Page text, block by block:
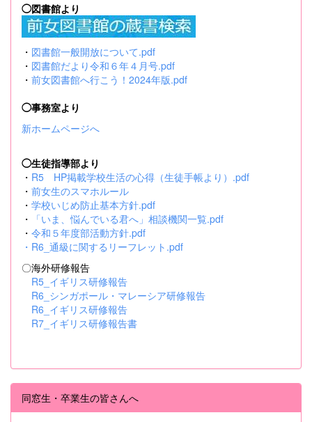
◯図書館より
・ 図書館一般開放について.pdf
・ 図書館だより令和６年４月号.pdf
・ 前女図書館へ行こう！2024年版.pdf
◯事務室より
新ホームページへ
◯生徒指導部より
・ R5 HP掲載学校生活の心得（生徒手帳より）.pdf
・ 前女生のスマホルール
・ 学校いじめ防止基本方針.pdf
・
「いま、悩んでいる君へ」相談機関一覧.pdf
・ 令和５年度部活動方針.pdf
・ R6_通級に関するリーフレット.pdf
〇海外研修報告
R5_イギリス研修報告
R6_シンガポール・マレーシア研修報告
R6_イギリス研修報告
R7_イギリス研修報告書
同窓生・卒業生の皆さんへ